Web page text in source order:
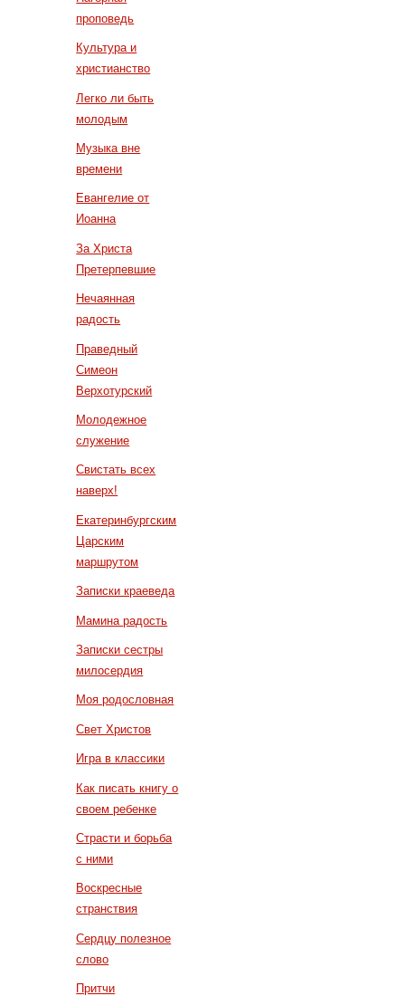
проповедь
Культура и
христианство
Легко ли быть
молодым
Музыка вне
времени
Евангелие от
Иоанна
За Христа
Претерпевшие
Нечаянная
радость
Праведный
Симеон
Верхотурский
Молодежное
служение
Свистать всех
наверх!
Екатеринбургским
Царским
маршрутом
Записки краеведа
Мамина радость
Записки сестры
милосердия
Моя родословная
Свет Христов
Игра в классики
Как писать книгу о
своем ребенке
Страсти и борьба
с ними
Воскресные
странствия
Сердцу полезное
слово
Притчи